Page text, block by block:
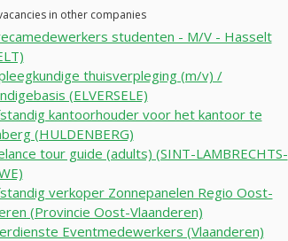
in other companies
studenten - M/V - Hasselt
thuisverpleging (m/v) /
(ELVERSELE)
kantoorhouder voor het kantoor te
(HULDENBERG)
tour guide (adults) (SINT-LAMBRECHTS-
verkoper Zonnepanelen Regio Oost-
(Provincie Oost-Vlaanderen)
Eventmedewerkers (Vlaanderen)